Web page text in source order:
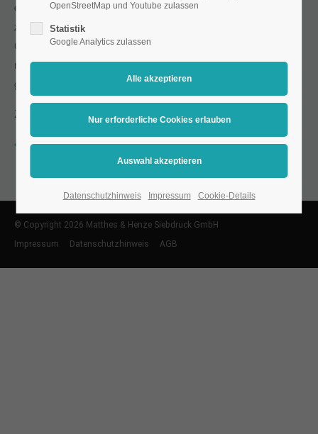
erstellen können oder Ihnen einfach die Zeit fehlt, Druckdaten
zu erstellen, bieten wir Ihnen unseren professionellen
Grafikservice an. Für weiterführende Informationen dazu
nehmen Sie bitte Kontakt mit uns auf. Wir stellen Ihr Projekt
gemeinsam auf die Beine. Kontaktieren Sie uns.
Zuletzt aktualisiert am 17.01.2023 von Michael Matthes.
Zurück zur FAQ-Übersicht
© Copyright 2026 Matthes & Henze Siebdruck GmbH
Impressum
Datenschutzhinweis AGB
OpenStreetMap und Youtube zulassen
Statistik
Google Analytics zulassen
Datenschutzhinweis Impressum Cookie-Details